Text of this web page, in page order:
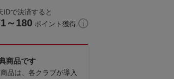
IDで決済すると
～180 ポイント獲得
商品です
品は、各クラブが導入